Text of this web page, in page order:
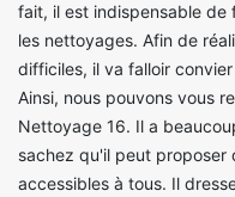
fait, il est indispensable
les nettoyages. Afin de
difficiles, il va falloir
Ainsi, nous pouvons vous
Nettoyage 16. Il a
sachez qu'il peut proposer
accessibles à tous. Il